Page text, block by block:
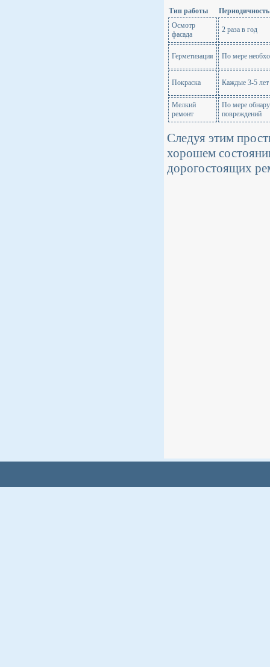
Тип работы
Периодичность
Осмотр
фасада
2 раза в год
Герметизация По мере
Покраска Каждые 3-5 лет
Мелкий
ремонт
По мере
повреждений
Следуя этим
хорошем
дорогостоящих